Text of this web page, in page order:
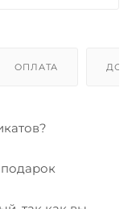
ОПЛАТА